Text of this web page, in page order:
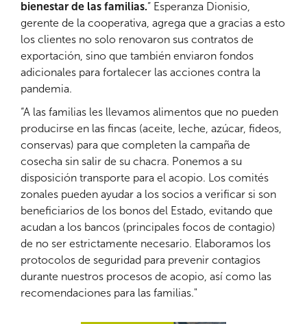
bienestar de las familias.” Esperanza Dionisio,
gerente de la cooperativa, agrega que a gracias a esto
los clientes no solo renovaron sus contratos de
exportación, sino que también enviaron fondos
adicionales para fortalecer las acciones contra la
pandemia.
“A las familias les llevamos alimentos que no pueden
producirse en las fincas (aceite, leche, azúcar, fideos,
conservas) para que completen la campaña de
cosecha sin salir de su chacra. Ponemos a su
disposición transporte para el acopio. Los comités
zonales pueden ayudar a los socios a verificar si son
beneficiarios de los bonos del Estado, evitando que
acudan a los bancos (principales focos de contagio)
de no ser estrictamente necesario. Elaboramos los
protocolos de seguridad para prevenir contagios
durante nuestros procesos de acopio, así como las
recomendaciones para las familias."